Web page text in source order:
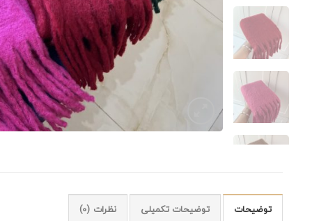
توضیحات توضیحات تکمیلی نظرات (0)